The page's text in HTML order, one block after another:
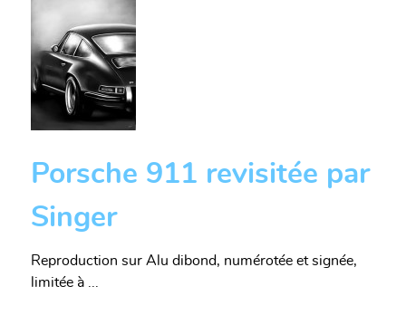
Porsche 911 revisitée par
Singer
Reproduction sur Alu dibond, numérotée et signée,
limitée à ...